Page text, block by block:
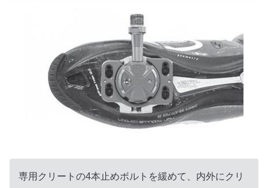
専用クリートの4本止めボルトを緩めて、内外にクリ